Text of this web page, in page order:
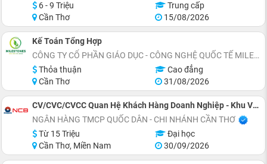
6 - 9 Triệu
Trung cấp
Cần Thơ
15/08/2026
Kế Toán Tổng Hợp
CÔNG TY CỔ PHẦN GIÁO DỤC - CÔNG NGHỆ QUỐC TẾ MILESTONES
Thỏa thuận
Cao đẳng
Cần Thơ
31/08/2026
CV/CVC/CVCC Quan Hệ Khách Hàng Doanh Nghiệp - Khu Vực Cần Thơ
NGÂN HÀNG TMCP QUỐC DÂN - CHI NHÁNH CẦN THƠ
Từ 15 Triệu
Đại học
Cần Thơ, Miền Nam
30/09/2026